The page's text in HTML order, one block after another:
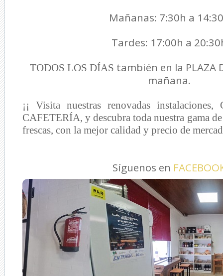
Mañanas: 7:30h a
Tardes: 17:00h a
TODOS LOS DÍAS también en la PLAZA
mañana.
¡¡ Visita nuestras renovadas
CAFETERÍA, y descubra toda nuestra gama
frescas, con la mejor calidad y precio de
Síguenos en